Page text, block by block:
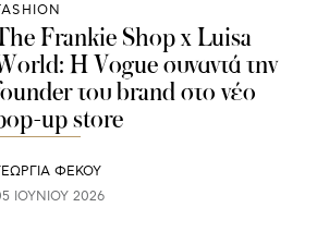
Frankie Shop x Luisa
Η Vogue συναντά την
του brand στο νέο
up store
ΦΕΚΟΥ
ΙΟΥΝΊΟΥ 2026